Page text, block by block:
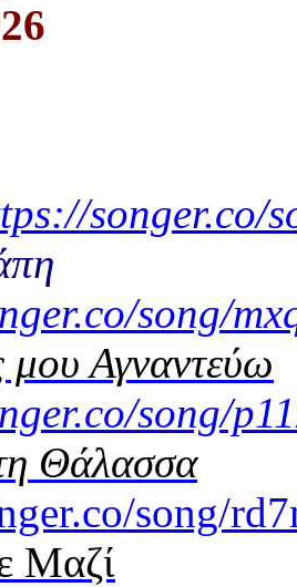
songer.co/
song/
μου Αγναντεύω
song/
Θάλασσα
song/
Μαζί